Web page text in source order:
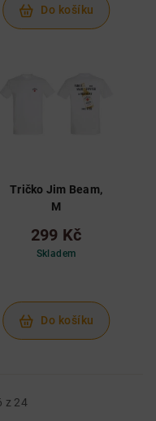
Do košíku
Tričko Jim Beam,
M
299 Kč
Skladem
Do košíku
z 24